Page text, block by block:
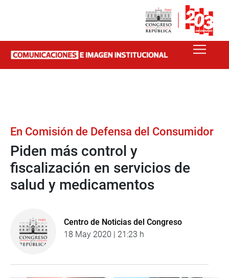
En Comisión de Defensa del Consumidor
Piden más control y
fiscalización en servicios de
salud y medicamentos
Centro de Noticias del Congreso
18 May 2020 | 21:23 h